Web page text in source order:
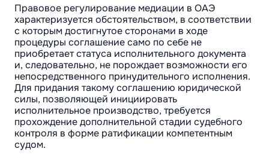
Правовое регулирование медиации в ОАЭ
характеризуется обстоятельством, в соответствии
с которым достигнутое сторонами в ходе
процедуры соглашение само по себе не
приобретает статуса исполнительного документа
и, следовательно, не порождает возможности его
непосредственного принудительного исполнения.
Для придания такому соглашению юридической
силы, позволяющей инициировать
исполнительное производство, требуется
прохождение дополнительной стадии судебного
контроля в форме ратификации компетентным
судом.